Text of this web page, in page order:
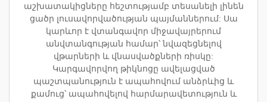
աշխատակիցները հեշտությամբ տեսանելի լինեն
ցածր լուսավորվածության պայմաններում: Սա
կարևոր է վտանգավոր միջավայրերում
անվտանգության համար՝ նվազեցնելով
վթարների և վնասվածքների ռիսկը:
Կարգավորվող թիկնոցը ավելացված
պաշտպանություն է ապահովում անձրևից և
քամուց՝ ապահովելով հարմարավետություն և